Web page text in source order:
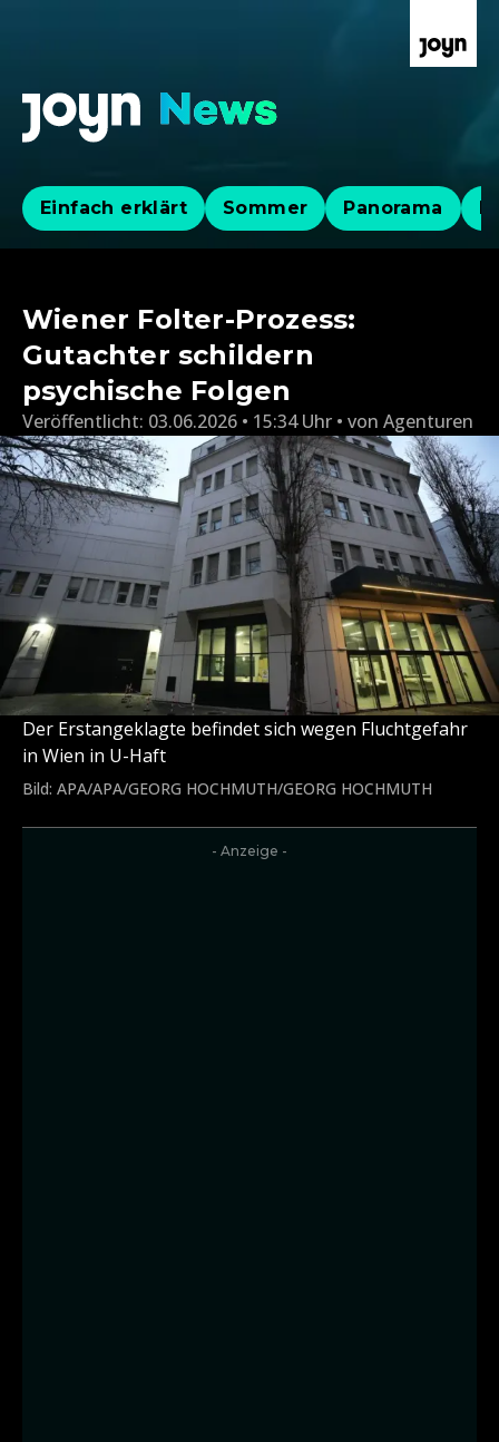
Einfach erklärt Sommer Panorama
Wiener Folter-Prozess:
Gutachter schildern
psychische Folgen
Veröffentlicht: 03.06.2026 • 15:34 Uhr von Agenturen
Der Erstangeklagte befindet sich wegen Fluchtgefahr
in Wien in U-Haft
Bild: APA/APA/GEORG HOCHMUTH/GEORG HOCHMUTH
- Anzeige -